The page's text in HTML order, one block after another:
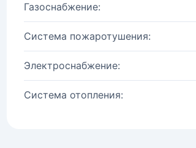
Газоснабжение:
Система пожаротушения:
Электроснабжение:
Система отопления: